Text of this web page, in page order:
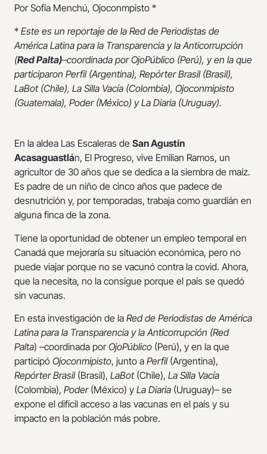
Por Sofía Menchú, Ojoconmpisto *
* Este es un reportaje de la Red de Periodistas de
América Latina para la Transparencia y la Anticorrupción
(Red Palta)–coordinada por OjoPúblico (Perú), y en la que
participaron Perfil (Argentina), Repórter Brasil (Brasil),
LaBot (Chile), La Silla Vacía (Colombia), Ojoconmipisto
(Guatemala), Poder (México) y La Diaria (Uruguay).
En la aldea Las Escaleras de San Agustín
Acasaguastlán, El Progreso, vive Emilian Ramos, un
agricultor de 30 años que se dedica a la siembra de maíz.
Es padre de un niño de cinco años que padece de
desnutrición y, por temporadas, trabaja como guardián en
alguna finca de la zona.
Tiene la oportunidad de obtener un empleo temporal en
Canadá que mejoraría su situación económica, pero no
puede viajar porque no se vacunó contra la covid. Ahora,
que la necesita, no la consigue porque el país se quedó
sin vacunas.
En esta investigación de la Red de Periodistas de América
Latina para la Transparencia y la Anticorrupción (Red
Palta) –coordinada porOjoPúblico (Perú), y en la que
participó Ojoconmipisto, junto a Perfil (Argentina),
Repórter Brasil(Brasil), LaBot(Chile), La Silla Vacía
(Colombia), Poder(México) y La Diaria (Uruguay)– se
expone el difícil acceso a las vacunas en el país y su
impacto en la población más pobre.